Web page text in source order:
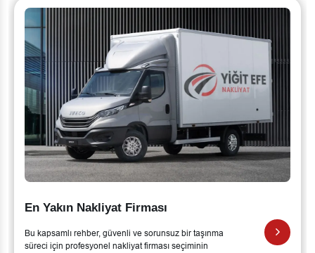
Profesyonel Nakliyat Firması
Bu kapsamlı rehber, güvenli ve sorunsuz bir taşınma
süreci için profesyonel nakliyat firması seçiminin